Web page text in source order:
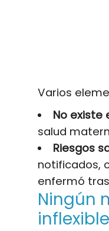
Varios
No existe
salud
Riesgos
notificados,
enfermó
Ningún
inflexible